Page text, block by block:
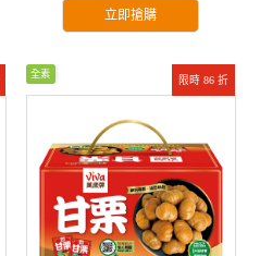
立即搶購
限時 86 折
全素